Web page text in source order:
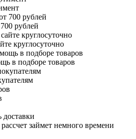
рублей
круглосуточно
в подборе товаров
доставки
займет немного времени